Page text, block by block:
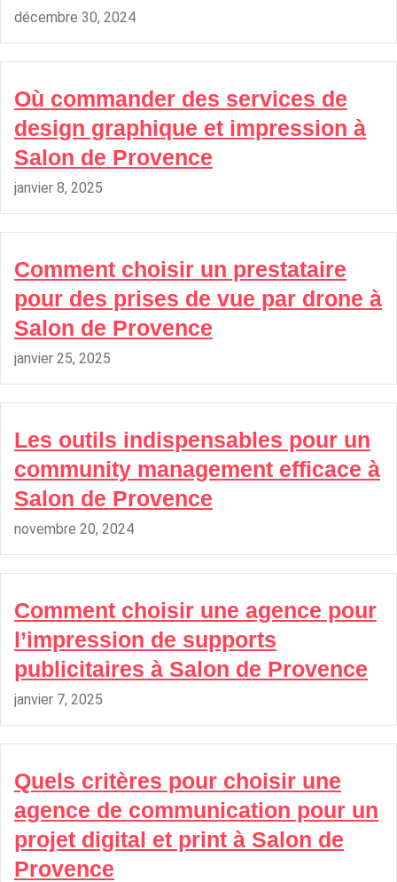
décembre 30, 2024
Où commander des services de
design graphique et impression à
Salon de Provence
janvier 8, 2025
Comment choisir un prestataire
pour des prises de vue par drone à
Salon de Provence
janvier 25, 2025
Les outils indispensables pour un
community management efficace à
Salon de Provence
novembre 20, 2024
Comment choisir une agence pour
l’impression de supports
publicitaires à Salon de Provence
janvier 7, 2025
Quels critères pour choisir une
agence de communication pour un
projet digital et print à Salon de
Provence